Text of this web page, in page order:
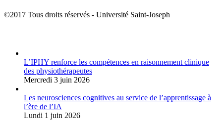
©2017 Tous droits réservés - Université Saint-Joseph
L’IPHY renforce les compétences en raisonnement clinique
des physiothérapeutes
Mercredi 3 juin 2026
Les neurosciences cognitives au service de l’apprentissage à
l’ère de l’IA
Lundi 1 juin 2026